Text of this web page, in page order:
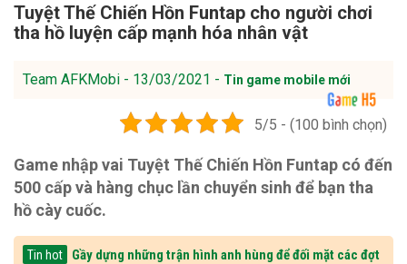
Tuyệt Thế Chiến Hồn Funtap cho người chơi
tha hồ luyện cấp mạnh hóa nhân vật
Team AFKMobi - 13/03/2021 - Tin game mobile mới
5/5 - (100 bình chọn)
Game nhập vai Tuyệt Thế Chiến Hồn Funtap có đến
500 cấp và hàng chục lần chuyển sinh để bạn tha
hồ cày cuốc.
Tin hot
Gầy dựng những trận hình anh hùng để đối mặt các đợt